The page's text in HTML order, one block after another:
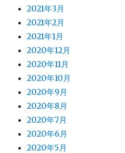
2021年3月
2021年2月
2021年1月
2020年12月
2020年11月
2020年10月
2020年9月
2020年8月
2020年7月
2020年6月
2020年5月